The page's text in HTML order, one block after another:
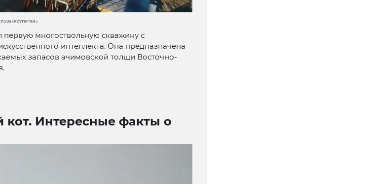
первую многоствольную скважину с
интеллекта. Она предназначена
запасов ачимовской толщи Восточно-
Интересные факты о